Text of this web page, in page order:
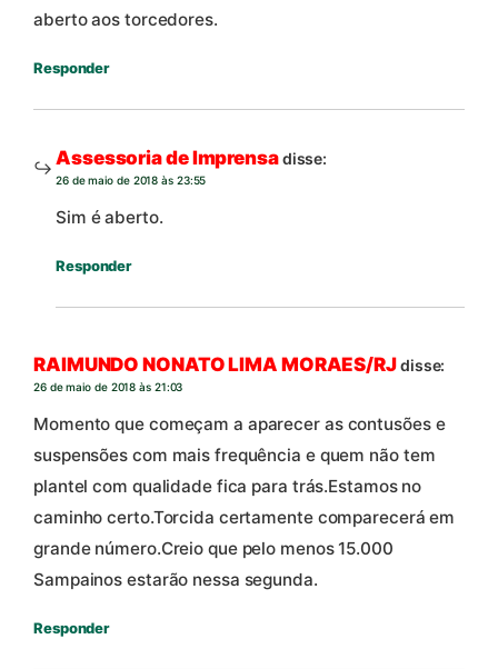
aberto aos torcedores.
Responder
Assessoria de Imprensadisse:
26 de maio de 2018 às 23:55
Sim é aberto.
Responder
RAIMUNDO NONATO LIMA MORAES/RJdisse:
26 de maio de 2018 às 21:03
Momento que começam a aparecer as contusões e
suspensões com mais frequência e quem não tem
plantel com qualidade fica para trás.Estamos no
caminho certo.Torcida certamente comparecerá em
grande número.Creio que pelo menos 15.000
Sampainos estarão nessa segunda.
Responder